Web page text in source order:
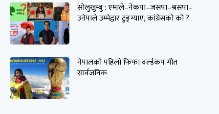
सोलुखुम्बु : एमाले–नेकपा–जसपा–श्रसपा–
उनेपाले उम्मेद्वार टुङ्ग्याए, कांग्रेसको को ?
नेपालको पहिलो फिफा वर्ल्डकप गीत
सार्वजनिक